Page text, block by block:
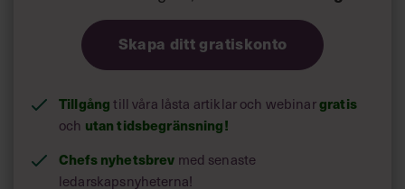
Skapa ditt gratiskonto
Tillgångtill våra låsta artiklar och webinargratis
och utan tidsbegränsning!
Chefs nyhetsbrev med senaste
ledarskapsnyheterna!